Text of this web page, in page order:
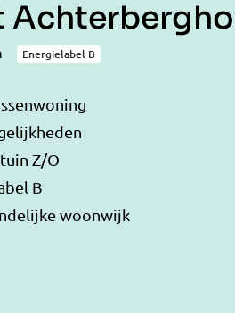
Energielabel B
Z/O
B
woonwijk